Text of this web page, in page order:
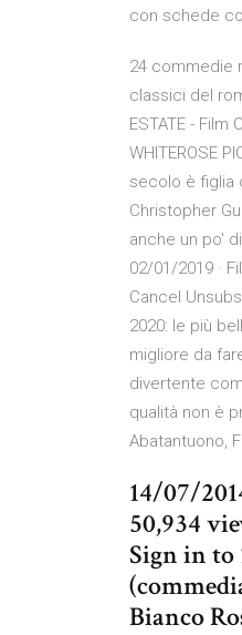
con schede
24 commedie
classici del
ESTATE -
WHITEROSE
secolo è figlia
Christopher
anche un po'
02/01/2019 ·
Cancel
2020: le più
migliore da
divertente
qualità non è
Abatantuono,
14/07/
50,934
Sign in to
Bianco